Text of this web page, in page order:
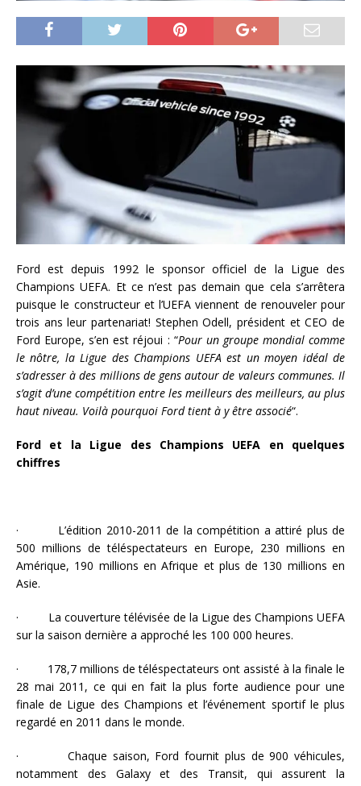
Ford est depuis 1992 le sponsor officiel de la Ligue des
Champions UEFA. Et ce n’est pas demain que cela s’arrêtera
puisque le constructeur et l’UEFA viennent de renouveler pour
trois ans leur partenariat! Stephen Odell, président et CEO de
Ford Europe, s’en est réjoui : “Pour un groupe mondial comme
le nôtre, la Ligue des Champions UEFA est un moyen idéal de
s’adresser à des millions de gens autour de valeurs communes. Il
s’agit d’une compétition entre les meilleurs des meilleurs, au plus
haut niveau. Voilà pourquoi Ford tient à y être associé“.
Ford et la Ligue des Champions UEFA en quelques
chiffres
· L’édition 2010-2011 de la compétition a attiré plus de
500 millions de téléspectateurs en Europe, 230 millions en
Amérique, 190 millions en Afrique et plus de 130 millions en
Asie.
· La couverture télévisée de la Ligue des Champions UEFA
sur la saison dernière a approché les 100 000 heures.
· 178,7 millions de téléspectateurs ont assisté à la finale le
28 mai 2011, ce qui en fait la plus forte audience pour une
finale de Ligue des Champions et l’événement sportif le plus
regardé en 2011 dans le monde.
· Chaque saison, Ford fournit plus de 900 véhicules,
notamment des Galaxy et des Transit, qui assurent la